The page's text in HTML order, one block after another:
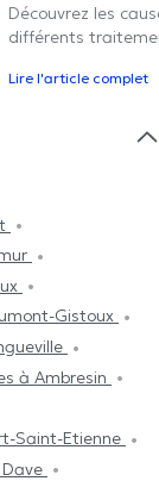
Découvrez les
différents
Lire l'article complet
Gistoux
à Ambresin
Saint-Etienne